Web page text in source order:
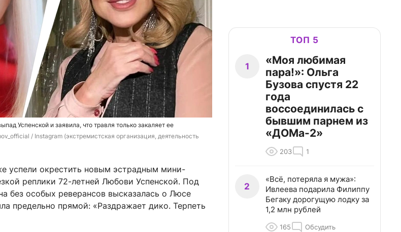
Успенской и заявила, что травля только закаляет ее
/ Instagram (экстремистская организация, деятельность
успели окрестить новым эстрадным мини-
реплики 72-летней Любови Успенской. Под
без особых реверансов высказалась о Люсе
предельно прямой: «Раздражает дико. Терпеть
ТОП 5
1
«Моя любимая
пара!»: Ольга
Бузова спустя 22
года
воссоединилась с
бывшим парнем из
«ДОМа-2»
203 1
2
«Всё, потеряла я мужа»:
Ивлеева подарила Филиппу
Бегаку дорогущую лодку за
1,2 млн рублей
165 Обсудить